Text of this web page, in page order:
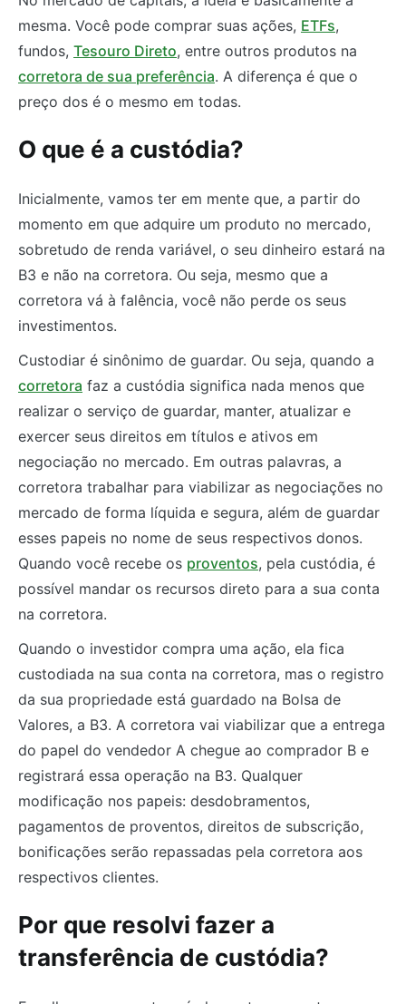
mesma. Você pode comprar suas ações, ETFs,
fundos, Tesouro Direto, entre outros produtos na
corretora de sua preferência. A diferença é que o
preço dos é o mesmo em todas.
O que é a custódia?
Inicialmente, vamos ter em mente que, a partir do
momento em que adquire um produto no mercado,
sobretudo de renda variável, o seu dinheiro estará na
B3 e não na corretora. Ou seja, mesmo que a
corretora vá à falência, você não perde os seus
investimentos.
Custodiar é sinônimo de guardar. Ou seja, quando a
corretora faz a custódia significa nada menos que
realizar o serviço de guardar, manter, atualizar e
exercer seus direitos em títulos e ativos em
negociação no mercado. Em outras palavras, a
corretora trabalhar para viabilizar as negociações no
mercado de forma líquida e segura, além de guardar
esses papeis no nome de seus respectivos donos.
Quando você recebe os proventos, pela custódia, é
possível mandar os recursos direto para a sua conta
na corretora.
Quando o investidor compra uma ação, ela fica
custodiada na sua conta na corretora, mas o registro
da sua propriedade está guardado na Bolsa de
Valores, a B3. A corretora vai viabilizar que a entrega
do papel do vendedor A chegue ao comprador B e
registrará essa operação na B3. Qualquer
modificação nos papeis: desdobramentos,
pagamentos de proventos, direitos de subscrição,
bonificações serão repassadas pela corretora aos
respectivos clientes.
Por que resolvi fazer a
transferência de custódia?